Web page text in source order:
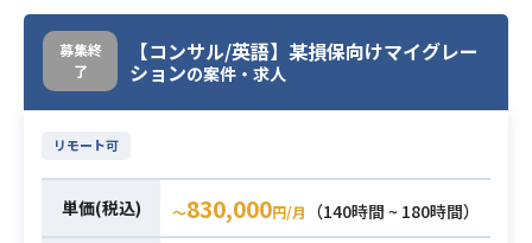
・ 分析ソリューションの開発のため
の、組み合わせ最適化アルゴリズム
を用いた分析シミュレーション手法
の考案、プロトタイプ実装、アルゴ
支援
募集終
了
【コンサル/英語】某損保向けマイグレー
ションの案件・求人
リモート可
単価(税込) 〜830,000円/月
（140時間 ~ 180時間）